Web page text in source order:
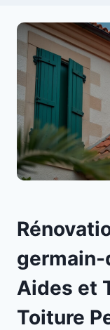
germain-
Aides et
Toiture